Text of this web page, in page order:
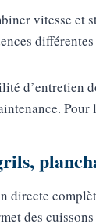
vitesse et
d’entretien
directe
des